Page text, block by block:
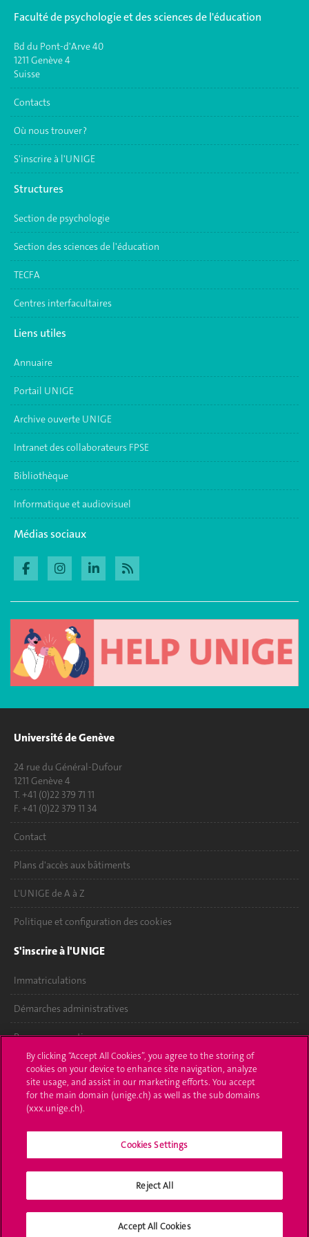
Faculté de psychologie et des sciences de l'éducation
Bd du Pont-d'Arve 40
1211 Genève 4
Suisse
Contacts
Où nous trouver ?
S'inscrire à l'UNIGE
Structures
Section de psychologie
Section des sciences de l'éducation
TECFA
Centres interfacultaires
Liens utiles
Annuaire
Portail UNIGE
Archive ouverte UNIGE
Intranet des collaborateurs FPSE
Bibliothèque
Informatique et audiovisuel
Médias sociaux
Université de Genève
24 rue du Général-Dufour
1211 Genève 4
T. +41 (0)22 379 71 11
F. +41 (0)22 379 11 34
Contact
Plans d'accès aux bâtiments
L'UNIGE de A à Z
Politique et configuration des cookies
S'inscrire à l'UNIGE
Immatriculations
Démarches administratives
Poser une question
L'UNIGE vous informe
UNIGE Mobile
By clicking “Accept All Cookies”, you agree to the storing of
cookies on your device to enhance site navigation, analyze
site usage, and assist in our marketing efforts. You accept
for the main domain (unige.ch) as well as the sub domains
(xxx.unige.ch).
Cookies Settings
Reject All
Accept All Cookies